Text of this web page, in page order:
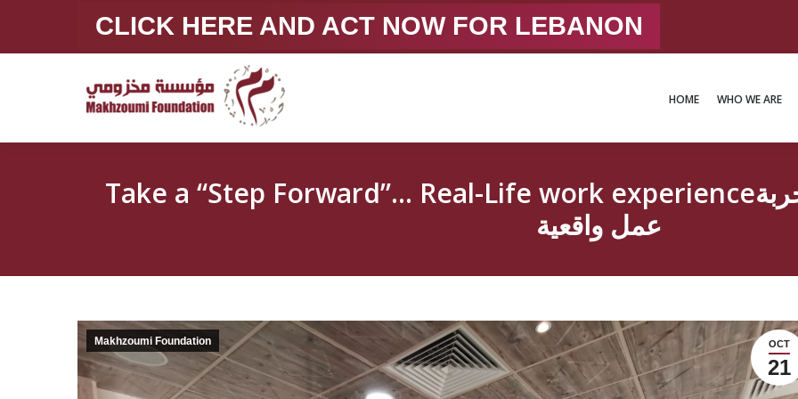
CLICK HERE AND ACT NOW FOR LEBANON
HOME WHO WE ARE
Take a “Step Forward”… Real-Life work experienceخذ “خطوة إلى الأمام” … تجربة
عمل واقعية
OCT
21
Makhzoumi Foundation